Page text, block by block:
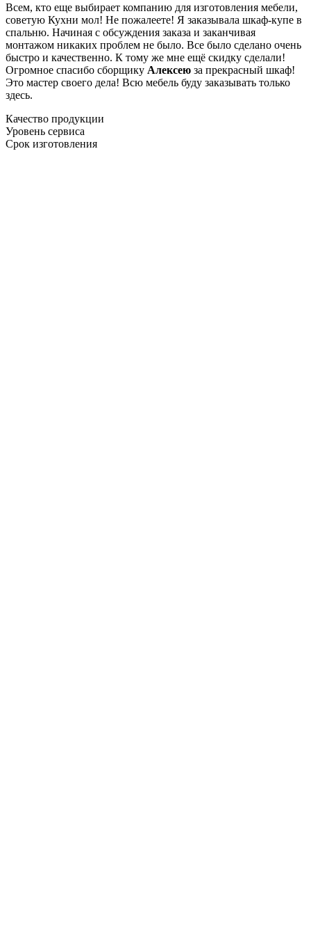
Всем, кто еще выбирает компанию для изготовления мебели,
советую Кухни мол! Не пожалеете! Я заказывала шкаф-купе в
спальню. Начиная с обсуждения заказа и заканчивая
монтажом никаких проблем не было. Все было сделано очень
быстро и качественно. К тому же мне ещё скидку сделали!
Огромное спасибо сборщику Алексею за прекрасный шкаф!
Это мастер своего дела! Всю мебель буду заказывать только
здесь.
Качество продукции
Уровень сервиса
Срок изготовления